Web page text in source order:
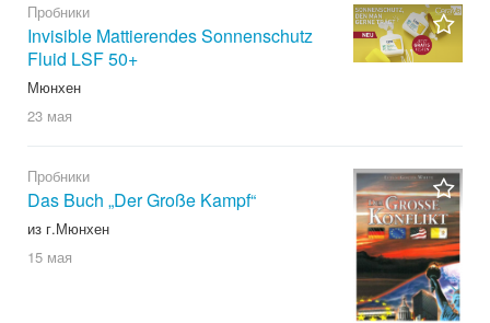
Пробники
Invisible Mattierendes Sonnenschutz
Fluid LSF 50+
Мюнхен
23 мая
Пробники
Das Buch „Der Große Kampf“
из г.Мюнхен
15 мая